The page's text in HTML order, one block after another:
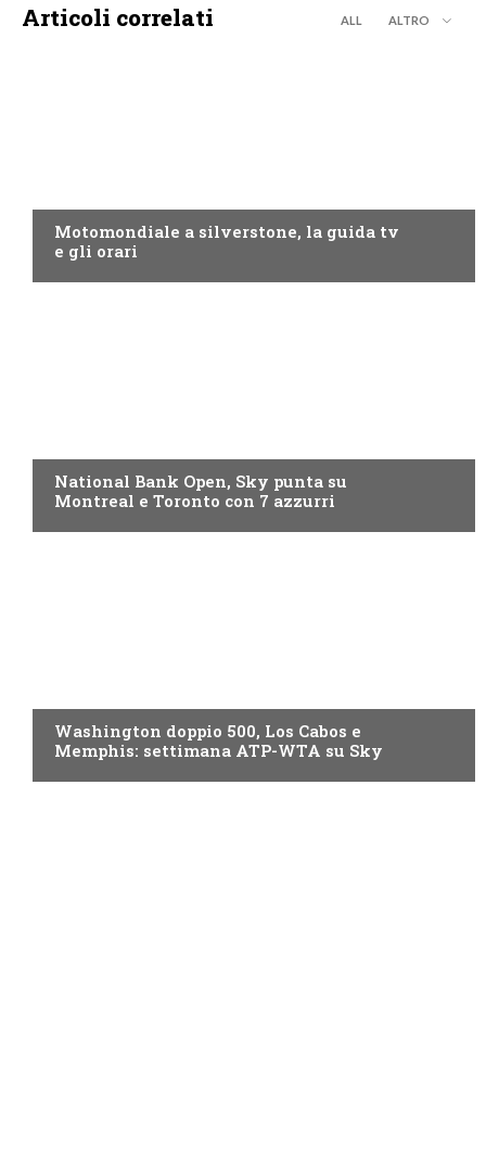
Articoli correlati ALL ALTRO
Motomondiale a silverstone, la guida tv
e gli orari
National Bank Open, Sky punta su
Montreal e Toronto con 7 azzurri
Washington doppio 500, Los Cabos e
Memphis: settimana ATP-WTA su Sky